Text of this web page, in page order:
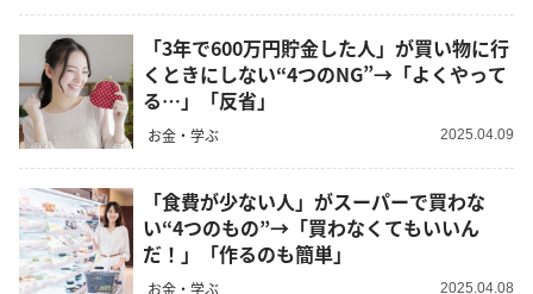
「3年で600万円貯金した人」が買い物に行
くときにしない“4つのNG”→「よくやって
る…」「反省」
お金・学ぶ 2025.04.09
「食費が少ない人」がスーパーで買わな
い“4つのもの”→「買わなくてもいいん
だ！」「作るのも簡単」
お金・学ぶ 2025.04.08